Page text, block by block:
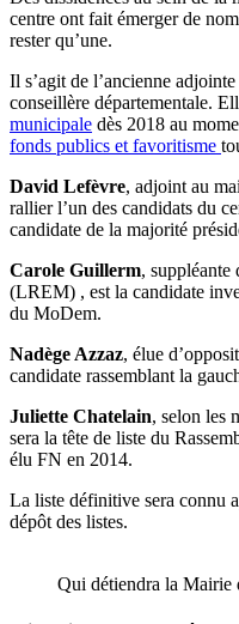
centre ont fait émerger de
rester qu’une.
Il s’agit de l’ancienne adjointe
conseillère départementale.
municipale dès 2018 au
fonds publics et favoritisme
David Lefèvre, adjoint au
rallier l’un des candidats du
candidate de la majorité
Carole Guillerm, suppléante
(LREM) , est la candidate
du MoDem.
Nadège Azzaz, élue
candidate rassemblant la
Juliette Chatelain, selon les
sera la tête de liste du
élu FN en 2014.
La liste définitive sera connu
dépôt des listes.
Qui détiendra la Mairie